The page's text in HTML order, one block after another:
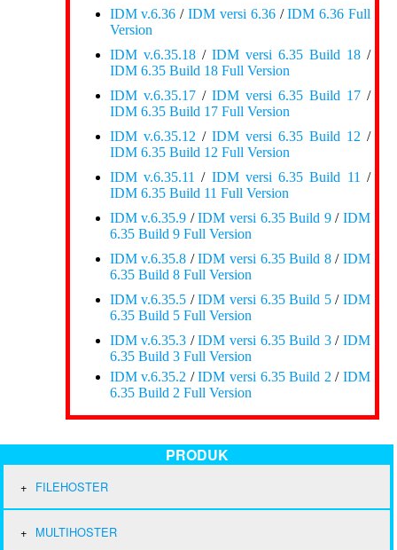
IDM v.6.36 /IDM versi 6.36/IDM 6.36 Full
Version
IDM v.6.35.18/ IDM versi 6.35 Build 18 /
IDM 6.35 Build 18 Full Version
IDM v.6.35.17/ IDM versi 6.35 Build 17 /
IDM 6.35 Build 17 Full Version
IDM v.6.35.12 / IDM versi 6.35 Build 12 /
IDM 6.35 Build 12 Full Version
IDM v.6.35.11 / IDM versi 6.35 Build 11 /
IDM 6.35 Build 11 Full Version
IDM v.6.35.9 /IDM versi 6.35 Build 9/IDM
6.35 Build 9 Full Version
IDM v.6.35.8 /IDM versi 6.35 Build 8/IDM
6.35 Build 8 Full Version
IDM v.6.35.5 /IDM versi 6.35 Build 5/IDM
6.35 Build 5 Full Version
IDM v.6.35.3 /IDM versi 6.35 Build 3/IDM
6.35 Build 3 Full Version
IDM v.6.35.2 /IDM versi 6.35 Build 2 /IDM
6.35 Build 2 Full Version
PRODUK
FILEHOSTER
MULTIHOSTER